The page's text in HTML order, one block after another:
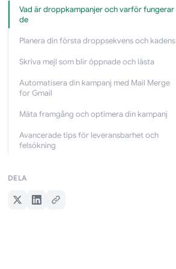
Vad är droppkampanjer och varför fungerar
de
Planera din första droppsekvens och kadens
Skriva mejl som blir öppnade och lästa
Automatisera din kampanj med Mail Merge
for Gmail
Mäta framgång och optimera din kampanj
Avancerade tips för leveransbarhet och
felsökning
DELA